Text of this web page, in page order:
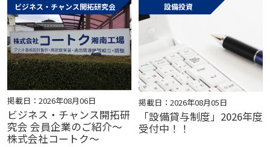
ビジネス・チャンス開拓研究会
掲載日：2026年08月06日
ビジネス・チャンス開拓研
究会 会員企業のご紹介～
株式会社コートク～
設備投資
掲載日：2026年08月05日
「設備貸与制度」2026年度
受付中！！